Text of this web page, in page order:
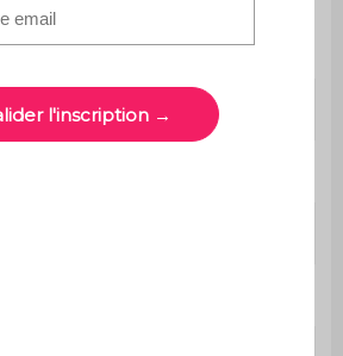
Le montage est très simple, une
notice est fournie
Extérieur